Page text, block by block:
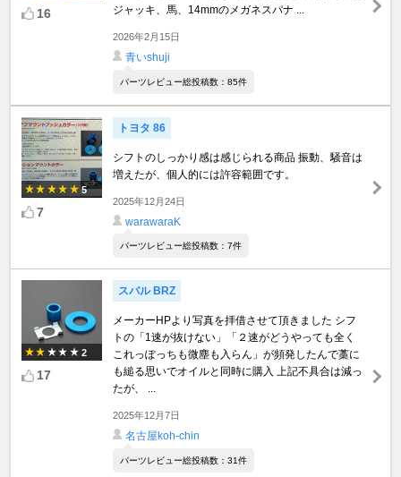
16
ジャッキ、馬、14mmのメガネスパナ ...
2026年2月15日
青いshuji
パーツレビュー総投稿数：85件
5
7
トヨタ 86
シフトのしっかり感は感じられる商品 振動、騒音は
増えたが、個人的には許容範囲です。
2025年12月24日
warawaraK
パーツレビュー総投稿数：7件
2
17
スバル BRZ
メーカーHPより写真を拝借させて頂きました シフ
トの「1速が抜けない」「２速がどうやっても全く
これっぽっちも微塵も入らん」が頻発したんで藁に
も縋る思いでオイルと同時に購入 上記不具合は減っ
たが、 ...
2025年12月7日
名古屋koh-chin
パーツレビュー総投稿数：31件